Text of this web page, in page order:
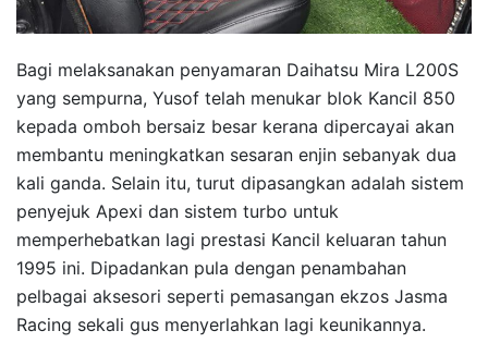
Bagi melaksanakan penyamaran Daihatsu Mira L200S
yang sempurna, Yusof telah menukar blok Kancil 850
kepada omboh bersaiz besar kerana dipercayai akan
membantu meningkatkan sesaran enjin sebanyak dua
kali ganda. Selain itu, turut dipasangkan adalah sistem
penyejuk Apexi dan sistem turbo untuk
memperhebatkan lagi prestasi Kancil keluaran tahun
1995 ini. Dipadankan pula dengan penambahan
pelbagai aksesori seperti pemasangan ekzos Jasma
Racing sekali gus menyerlahkan lagi keunikannya.